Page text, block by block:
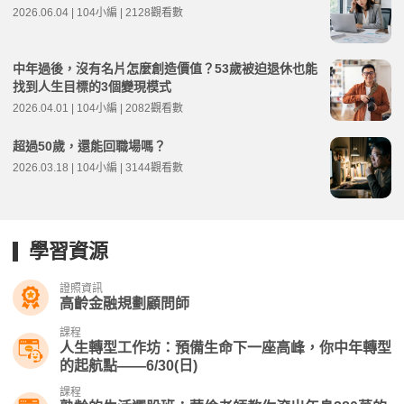
2026.06.04 | 104小編 | 2128觀看數
中年過後，沒有名片怎麼創造價值？53歲被迫退休也能
找到人生目標的3個變現模式
2026.04.01 | 104小編 | 2082觀看數
超過50歲，還能回職場嗎？
2026.03.18 | 104小編 | 3144觀看數
學習資源
證照資訊
高齡金融規劃顧問師
課程
人生轉型工作坊：預備生命下一座高峰，你中年轉型
的起航點——6/30(日)
課程